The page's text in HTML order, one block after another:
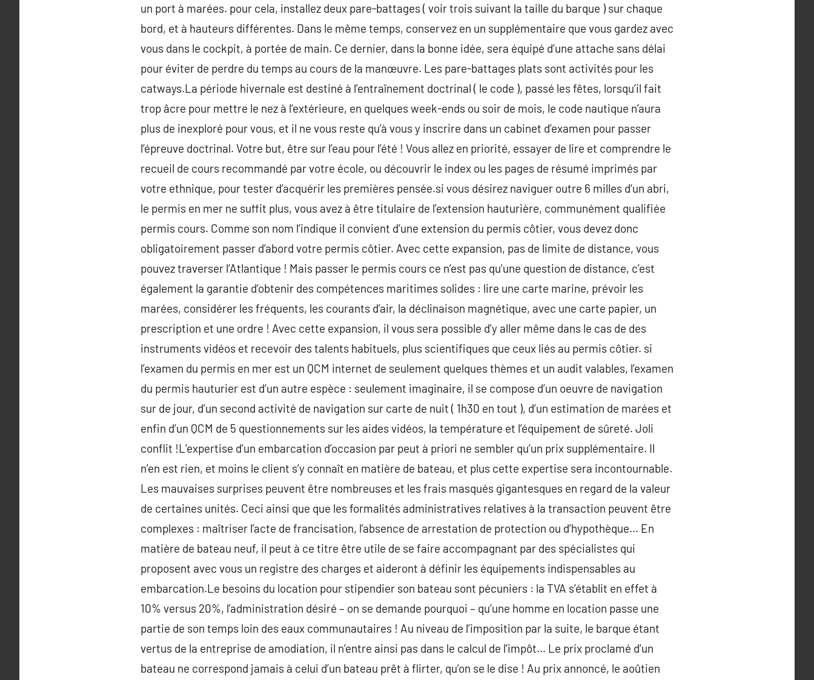
un port à marées. pour cela, installez deux pare-battages ( voir trois suivant la taille du barque ) sur chaque
bord, et à hauteurs différentes. Dans le même temps, conservez en un supplémentaire que vous gardez avec
vous dans le cockpit, à portée de main. Ce dernier, dans la bonne idée, sera équipé d’une attache sans délai
pour éviter de perdre du temps au cours de la manœuvre. Les pare-battages plats sont activités pour les
catways.La période hivernale est destiné à l’entraînement doctrinal ( le code ), passé les fêtes, lorsqu’il fait
trop âcre pour mettre le nez à l’extérieure, en quelques week-ends ou soir de mois, le code nautique n’aura
plus de inexploré pour vous, et il ne vous reste qu’à vous y inscrire dans un cabinet d’examen pour passer
l’épreuve doctrinal. Votre but, être sur l’eau pour l’été ! Vous allez en priorité, essayer de lire et comprendre le
recueil de cours recommandé par votre école, ou découvrir le index ou les pages de résumé imprimés par
votre ethnique, pour tester d’acquérir les premières pensée.si vous désirez naviguer outre 6 milles d’un abri,
le permis en mer ne suffit plus, vous avez à être titulaire de l’extension hauturière, communément qualifiée
permis cours. Comme son nom l’indique il convient d’une extension du permis côtier, vous devez donc
obligatoirement passer d’abord votre permis côtier. Avec cette expansion, pas de limite de distance, vous
pouvez traverser l’Atlantique ! Mais passer le permis cours ce n’est pas qu’une question de distance, c’est
également la garantie d’obtenir des compétences maritimes solides : lire une carte marine, prévoir les
marées, considérer les fréquents, les courants d’air, la déclinaison magnétique, avec une carte papier, un
prescription et une ordre ! Avec cette expansion, il vous sera possible d’y aller même dans le cas de des
instruments vidéos et recevoir des talents habituels, plus scientifiques que ceux liés au permis côtier. si
l’examen du permis en mer est un QCM internet de seulement quelques thèmes et un audit valables, l’examen
du permis hauturier est d’un autre espèce : seulement imaginaire, il se compose d’un oeuvre de navigation
sur de jour, d’un second activité de navigation sur carte de nuit ( 1h30 en tout ), d’un estimation de marées et
enfin d’un QCM de 5 questionnements sur les aides vidéos, la température et l’équipement de sûreté. Joli
conflit !L’expertise d’un embarcation d’occasion par peut à priori ne sembler qu’un prix supplémentaire. Il
n’en est rien, et moins le client s’y connaît en matière de bateau, et plus cette expertise sera incontournable.
Les mauvaises surprises peuvent être nombreuses et les frais masqués gigantesques en regard de la valeur
de certaines unités. Ceci ainsi que que les formalités administratives relatives à la transaction peuvent être
complexes : maîtriser l’acte de francisation, l’absence de arrestation de protection ou d’hypothèque… En
matière de bateau neuf, il peut à ce titre être utile de se faire accompagnant par des spécialistes qui
proposent avec vous un registre des charges et aideront à définir les équipements indispensables au
embarcation.Le besoins du location pour stipendier son bateau sont pécuniers : la TVA s’établit en effet à
10% versus 20%, l’administration désiré – on se demande pourquoi – qu’une homme en location passe une
partie de son temps loin des eaux communautaires ! Au niveau de l’imposition par la suite, le barque étant
vertus de la entreprise de amodiation, il n’entre ainsi pas dans le calcul de l’impôt… Le prix proclamé d’un
bateau ne correspond jamais à celui d’un bateau prêt à flirter, qu’on se le dise ! Au prix annoncé, le aoûtien